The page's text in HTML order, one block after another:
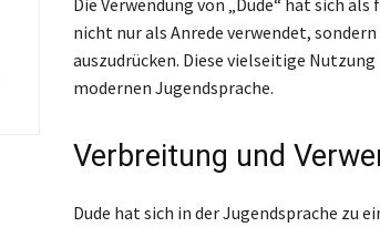
nicht nur als Anrede verwendet,
auszudrücken. Diese vielseitige
modernen Jugendsprache.
Verbreitung und
Dude hat sich in der Jugendsprache zu